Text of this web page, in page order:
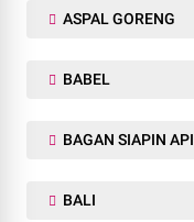
ASPAL GORENG
BABEL
BAGAN SIAPIN API
BALI